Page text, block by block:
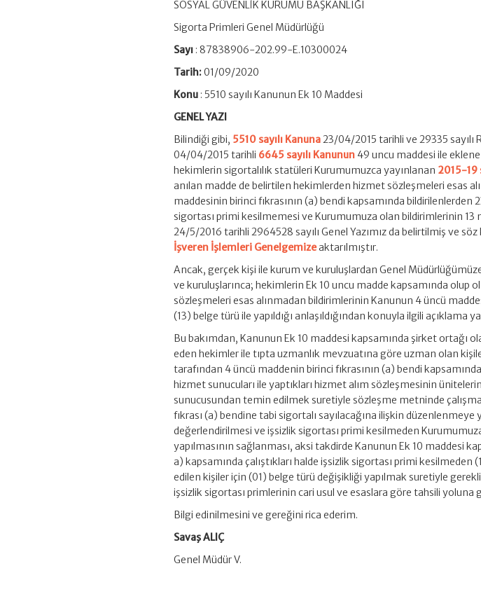
SOSYAL GÜVENLİK KURUMU BAŞKANLIĞI
Sigorta Primleri Genel Müdürlüğü
Sayı : 87838906-202.99-E.10300024
Tarih:01/09/2020
Konu : 5510 sayılı Kanunun Ek 10 Maddesi
GENEL YAZI
Bilindiği gibi, 5510 sayılı Kanuna23/04/2015 tarihli ve 29335 sayılı
04/04/2015 tarihli 6645 sayılı Kanunun 49 uncu maddesi ile
hekimlerin sigortalılık statüleri Kurumumuzca yayınlanan 2015-19
anılan madde de belirtilen hekimlerden hizmet sözleşmeleri esas
maddesinin birinci fıkrasının (a) bendi kapsamında
sigortası primi kesilmemesi ve Kurumumuza olan bildirimlerinin 13
24/5/2016 tarihli 2964528 sayılı Genel Yazımız da belirtilmiş ve
İşveren İşlemleri Genelgemizeaktarılmıştır.
Ancak, gerçek kişi ile kurum ve kuruluşlardan Genel
ve kuruluşlarınca; hekimlerin Ek 10 uncu madde kapsamında olup
sözleşmeleri esas alınmadan bildirimlerinin Kanunun 4 üncü
(13) belge türü ile yapıldığı anlaşıldığından konuyla ilgili açıklama
Bu bakımdan, Kanunun Ek 10 maddesi kapsamında şirket ortağı
eden hekimler ile tıpta uzmanlık mevzuatına göre uzman olan
tarafından 4 üncü maddenin birinci fıkrasının (a) bendi
hizmet sunucuları ile yaptıkları hizmet alım sözleşmesinin
sunucusundan temin edilmek suretiyle sözleşme metninde
fıkrası (a) bendine tabi sigortalı sayılacağına ilişkin
değerlendirilmesi ve işsizlik sigortası primi kesilmeden
yapılmasının sağlanması, aksi takdirde Kanunun Ek 10 maddesi
a) kapsamında çalıştıkları halde işsizlik sigortası primi kesilmeden
edilen kişiler için (01) belge türü değişikliği yapılmak suretiyle
işsizlik sigortası primlerinin cari usul ve esaslara göre tahsili
Bilgi edinilmesini ve gereğini rica ederim.
Savaş ALIÇ
Genel Müdür V.